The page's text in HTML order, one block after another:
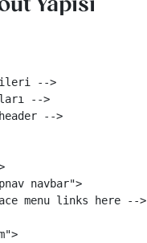
-->
-->
-->
navbar">
menu links here -->
>